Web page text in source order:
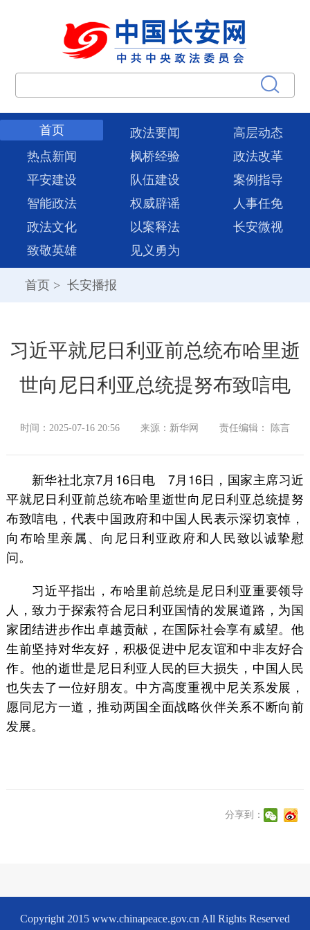
首页 政法要闻
高层动态
热点新闻
枫桥经验
政法改革
平安建设
队伍建设
案例指导
智能政法
权威辟谣
人事任免
政法文化
以案释法
长安微视
致敬英雄
见义勇为
首页 > 长安播报
习近平就尼日利亚前总统布哈里逝
世向尼日利亚总统提努布致唁电
时间：2025-07-16 20:56 来源：新华网 责任编辑： 陈言
新华社北京7月16日电 7月16日，国家主席习近
平就尼日利亚前总统布哈里逝世向尼日利亚总统提努
布致唁电，代表中国政府和中国人民表示深切哀悼，
向布哈里亲属、向尼日利亚政府和人民致以诚挚慰
问。
习近平指出，布哈里前总统是尼日利亚重要领导
人，致力于探索符合尼日利亚国情的发展道路，为国
家团结进步作出卓越贡献，在国际社会享有威望。他
生前坚持对华友好，积极促进中尼友谊和中非友好合
作。他的逝世是尼日利亚人民的巨大损失，中国人民
也失去了一位好朋友。中方高度重视中尼关系发展，
愿同尼方一道，推动两国全面战略伙伴关系不断向前
发展。
分享到：
Copyright 2015 www.chinapeace.gov.cn All Rights Reserved